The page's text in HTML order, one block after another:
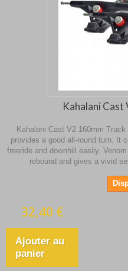
Kahalani Cast
Kahalani Cast V2 160mm
provides a good all-round turn. It
freeride and downhill easily.
rebound and gives a vivid
32,40 €
Ajouter au
panier